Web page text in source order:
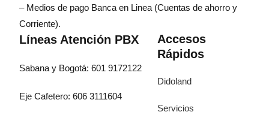
– Medios de pago Banca en Linea (Cuentas de ahorro y
Corriente).
Líneas Atención PBX
Sabana y Bogotá: 601 9172122
Eje Cafetero: 606 3111604
Accesos
Rápidos
Didoland
Servicios